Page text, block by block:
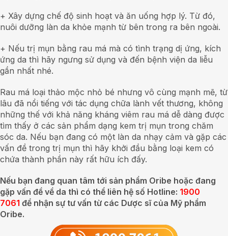
+ Xây dựng chế độ sinh hoạt và ăn uống hợp lý. Từ đó,
nuôi dưỡng làn da khỏe mạnh từ bên trong ra bên ngoài.
+ Nếu trị mụn bằng rau má mà có tình trạng dị ứng, kích
ứng da thì hãy ngưng sử dụng và đến bệnh viện da liễu
gần nhất nhé.
Rau má loại thảo mộc nhỏ bé nhưng vô cùng mạnh mẽ, từ
lâu đã nổi tiếng với tác dụng chữa lành vết thương, không
những thế với khả năng kháng viêm rau má dễ dàng được
tìm thấy ở các sản phẩm dạng kem trị mụn trong chăm
sóc da. Nếu bạn đang có một làn da nhạy cảm và gặp các
vấn đề trong trị mụn thì hãy khởi đầu bằng loại kem có
chứa thành phần này rất hữu ích đấy.
Nếu bạn đang quan tâm tới sản phẩm Oribe hoặc đang
gặp vấn đề về da thì có thể liên hệ số Hotline: 1900
7061 để nhận sự tư vấn từ các Dược sĩ của Mỹ phẩm
Oribe.